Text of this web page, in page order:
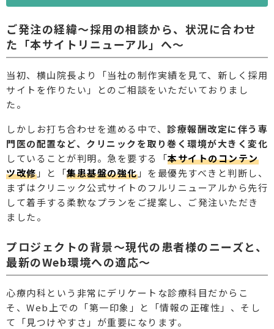
ご発注の経緯〜採用の相談から、状況に合わせ
た「本サイトリニューアル」へ〜
当初、横山院長より「当社の制作実績を見て、新しく採用
サイトを作りたい」とのご相談をいただいておりまし
た。
しかしお打ち合わせを進める中で、 診療報酬改定に伴う専
門医の配置など、クリニックを取り巻く環境が大きく変化
していることが判明。急を要する「本サイトのコンテン
ツ改修」と「集患基盤の強化」を最優先すべきと判断し、
まずはクリニック公式サイトのフルリニューアルから先行
して着手する柔軟なプランをご提案し、ご発注いただき
ました。
プロジェクトの背景〜現代の患者様のニーズと、
最新のWeb環境への適応〜
心療内科という非常にデリケートな診療科目だからこ
そ、Web上での「第一印象」と「情報の正確性」、そし
て「見つけやすさ」が重要になります。